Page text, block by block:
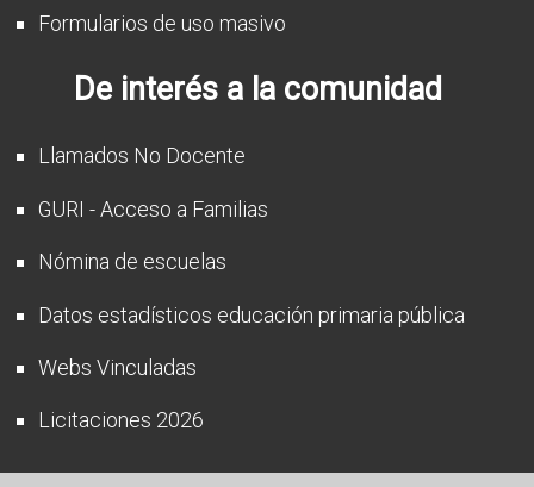
Formularios de uso masivo
De interés a la comunidad
Llamados No Docente
GURI - Acceso a Familias
Nómina de escuelas
Datos estadísticos educación primaria pública
Webs Vinculadas
Licitaciones 2026